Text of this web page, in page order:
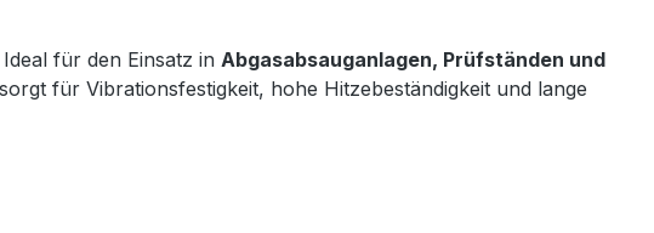
für den Einsatz in Abgasabsauganlagen, Prüfständen und
sorgt für Vibrationsfestigkeit, hohe Hitzebeständigkeit und lange